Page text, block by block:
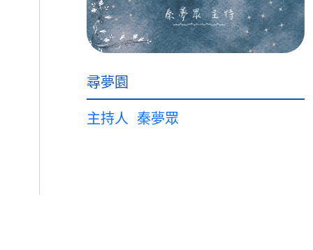
尋夢園
主持人 秦夢眾